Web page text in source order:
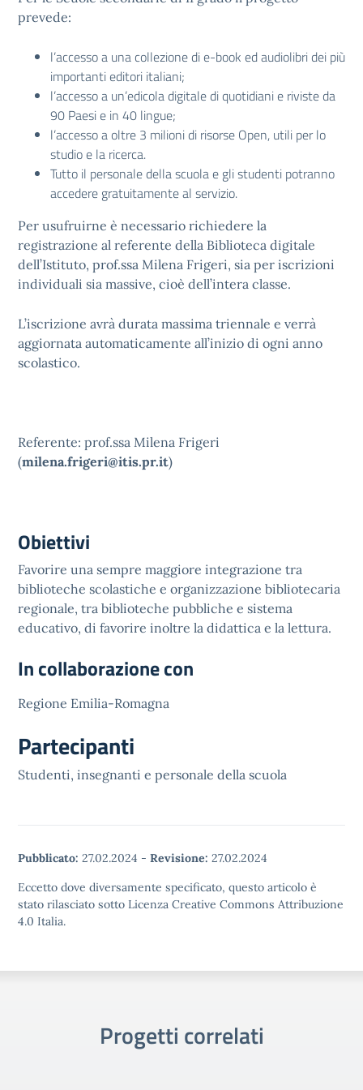
prevede:
l’accesso a una collezione di e-book ed audiolibri dei più
importanti editori italiani;
l’accesso a un’edicola digitale di quotidiani e riviste da
90 Paesi e in 40 lingue;
l’accesso a oltre 3 milioni di risorse Open, utili per lo
studio e la ricerca.
Tutto il personale della scuola e gli studenti potranno
accedere gratuitamente al servizio.
Per usufruirne è necessario richiedere la
registrazione al referente della Biblioteca digitale
dell’Istituto, prof.ssa Milena Frigeri, sia per iscrizioni
individuali sia massive, cioè dell’intera classe.
L’iscrizione avrà durata massima triennale e verrà
aggiornata automaticamente all’inizio di ogni anno
scolastico.
Referente: prof.ssa Milena Frigeri
(milena.frigeri@itis.pr.it)
Obiettivi
Favorire una sempre maggiore integrazione tra
biblioteche scolastiche e organizzazione bibliotecaria
regionale, tra biblioteche pubbliche e sistema
educativo, di favorire inoltre la didattica e la lettura.
In collaborazione con
Regione Emilia-Romagna
Partecipanti
Studenti, insegnanti e personale della scuola
Pubblicato: 27.02.2024 - Revisione: 27.02.2024
Eccetto dove diversamente specificato, questo articolo è
stato rilasciato sotto Licenza Creative Commons Attribuzione
4.0 Italia.
Progetti correlati